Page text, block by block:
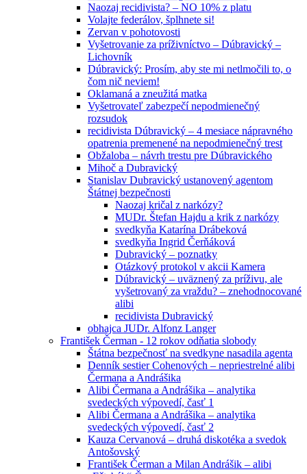
Naozaj recidivista? – NO 10% z platu
Volajte federálov, šplhnete si!
Zervan v pohotovosti
Vyšetrovanie za príživníctvo – Dúbravický –
Lichovník
Dúbravický: Prosím, aby ste mi netlmočili to, o
čom nič neviem!
Oklamaná a zneužitá matka
Vyšetrovateľ zabezpečí nepodmienečný
rozsudok
recidivista Dúbravický – 4 mesiace nápravného
opatrenia premenené na nepodmienečný trest
Obžaloba – návrh trestu pre Dúbravického
Mihoč a Dubravický
Stanislav Dubravický ustanovený agentom
Štátnej bezpečnosti
Naozaj kričal z narkózy?
MUDr. Štefan Hajdu a krik z narkózy
svedkyňa Katarína Drábeková
svedkyňa Ingrid Čerňáková
Dubravický – poznatky
Otázkový protokol v akcii Kamera
Dúbravický – uväznený za príživu, ale
vyšetrovaný za vraždu? – znehodnocované
alibi
recidivista Dubravický
obhajca JUDr. Alfonz Langer
František Čerman - 12 rokov odňatia slobody
Štátna bezpečnosť na svedkyne nasadila agenta
Denník sestier Cohenových – nepriestrelné alibi
Čermana a Andrášika
Alibi Čermana a Andrášika – analytika
svedeckých výpovedí, časť 1
Alibi Čermana a Andrášika – analytika
svedeckých výpovedí, časť 2
Kauza Cervanová – druhá diskotéka a svedok
Antošovský
František Čerman a Milan Andrášik – alibi